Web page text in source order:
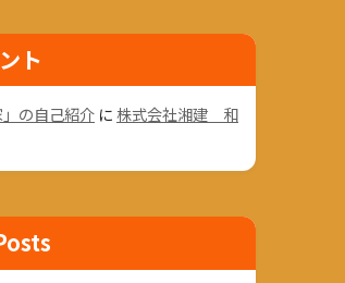
ト
」の自己紹介 に株式会社湘建 和